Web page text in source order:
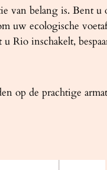
van belang is. Bent
uw ecologische
Rio inschakelt,
op de prachtige